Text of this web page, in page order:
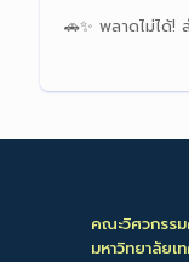
🚗✨ พลาดไม่ได้!
คณะวิศวกรร
มหาวิทยาลัย